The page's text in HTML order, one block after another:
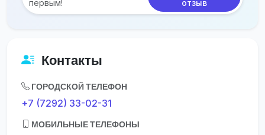
первым!
отзыв
Контакты
ГОРОДСКОЙ ТЕЛЕФОН
+7 (7292) 33-02-31
МОБИЛЬНЫЕ ТЕЛЕФОНЫ